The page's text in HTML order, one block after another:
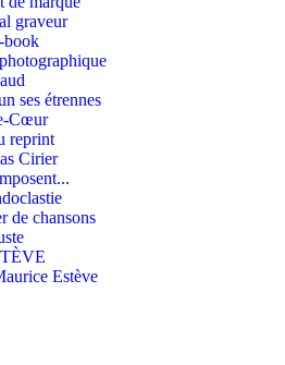
graveur
book
ses étrennes
Cœur
reprint
Cirier
de chansons
Estève